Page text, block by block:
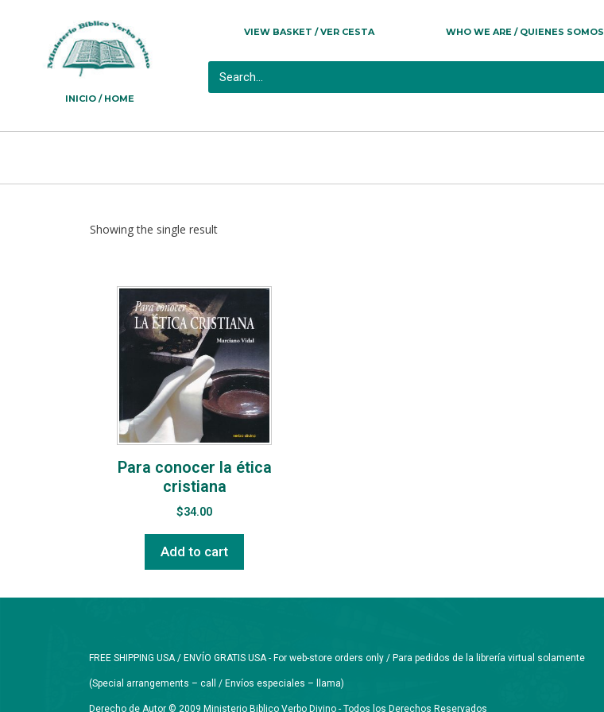
INICIO / HOME
VIEW BASKET / VER CESTA WHO WE ARE / QUIENES SOMOS
Showing the single result
Para conocer la ética
cristiana
$34.00
Add to cart
FREE SHIPPING USA / ENVÍO GRATIS USA - For web-store orders only / Para pedidos de la librería virtual solamente
(Special arrangements – call / Envíos especiales – llama)
Derecho de Autor © 2009 Ministerio Biblico Verbo Divino - Todos los Derechos Reservados